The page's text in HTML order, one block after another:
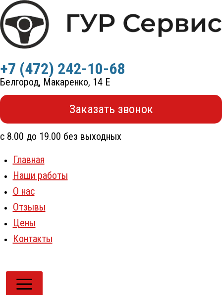
Перейти
к
содержимому
+7 (472) 242-10-68
Белгород, Макаренко, 14 Е
Заказать звонок
с 8.00 до 19.00 без выходных
Главная
Наши работы
О нас
Отзывы
Цены
Контакты